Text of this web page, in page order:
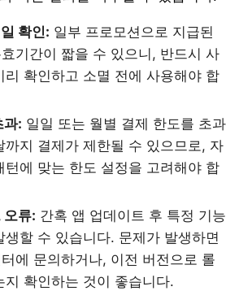
확인: 일부 프로모션으로 지급된
기간이 짧을 수 있으니, 반드시 사
리 확인하고 소멸 전에 사용해야 합
과: 일일 또는 월별 결제 한도를 초과
까지 결제가 제한될 수 있으므로, 자
턴에 맞는 한도 설정을 고려해야 합
오류: 간혹 앱 업데이트 후 특정 기능
생할 수 있습니다. 문제가 발생하면
에 문의하거나, 이전 버전으로 롤
지 확인하는 것이 좋습니다.